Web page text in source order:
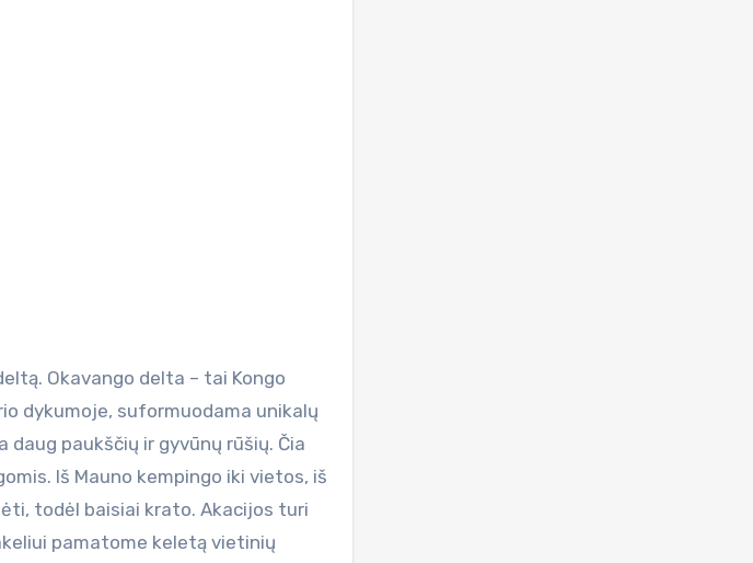
Okavango delta – tai Kongo
dykumoje, suformuodama unikalų
daug paukščių ir gyvūnų rūšių. Čia
Iš Mauno kempingo iki vietos, iš
todėl baisiai krato. Akacijos turi
pamatome keletą vietinių